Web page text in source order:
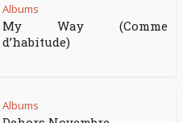
Albums
My Way (Comme
d’habitude)
Albums